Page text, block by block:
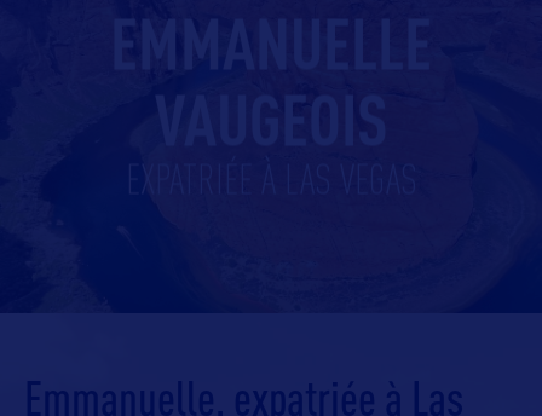
EMMANUELLE
VAUGEOIS
Emmanuelle, expatriée à Las